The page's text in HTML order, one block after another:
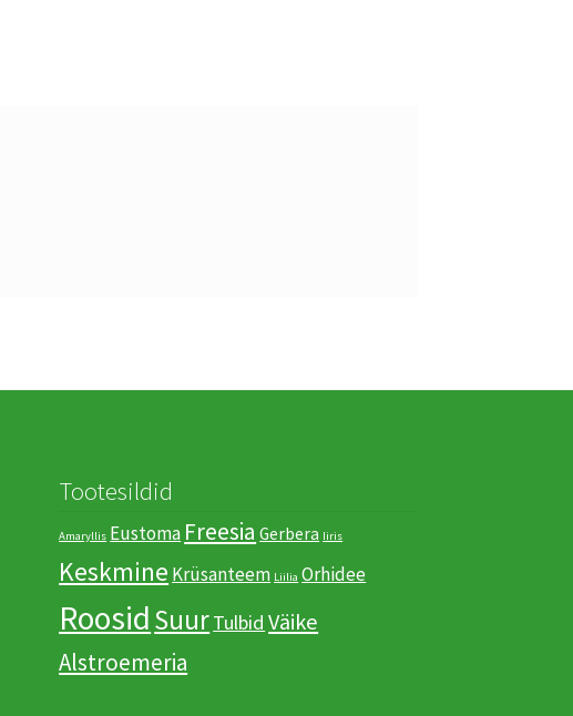
Tootesildid
Amaryllis Eustoma Freesia Gerbera Iiris
Keskmine Krüsanteem Liilia Orhidee
RoosidSuurTulbid Väike
Аlstroemeria